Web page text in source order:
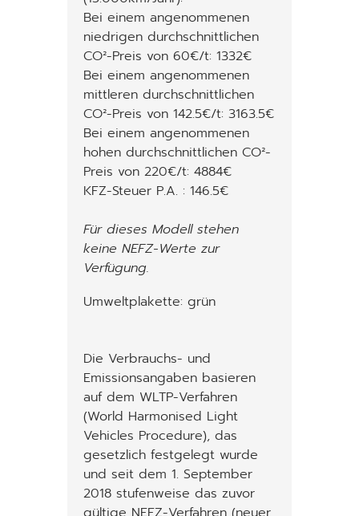
Bei einem angenommenen
niedrigen durchschnittlichen
CO²-Preis von 60€/t: 1332€
Bei einem angenommenen
mittleren durchschnittlichen
CO²-Preis von 142.5€/t: 3163.5€
Bei einem angenommenen
hohen durchschnittlichen CO²-
Preis von 220€/t: 4884€
KFZ-Steuer P.A. : 146.5€
Für dieses Modell stehen
keine NEFZ-Werte zur
Verfügung.
Umweltplakette: grün
Die Verbrauchs- und
Emissionsangaben basieren
auf dem WLTP-Verfahren
(World Harmonised Light
Vehicles Procedure), das
gesetzlich festgelegt wurde
und seit dem 1. September
2018 stufenweise das zuvor